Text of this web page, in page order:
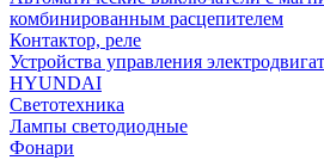
комбинированным расцепителем
Контактор, реле
Устройства управления
HYUNDAI
Светотехника
Лампы светодиодные
Фонари